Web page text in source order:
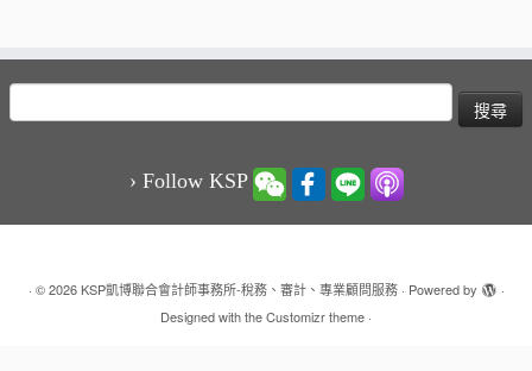
尋
› Follow KSP
· © 2026 KSP凱博聯合會計師事務所-稅務、審計、專業顧問服務· Powered by
·
Designed with theCustomizr theme ·